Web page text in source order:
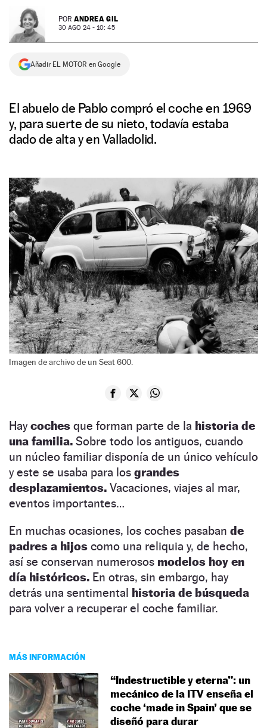
NEWSLETTER POR ANDREA GIL
30 AGO 24 - 10: 45
Añadir EL MOTOR en Google
El abuelo de Pablo compró el coche en 1969
y, para suerte de su nieto, todavía estaba
dado de alta y en Valladolid.
Imagen de archivo de un Seat 600.
Haycoches que forman parte de la historia de
una familia. Sobre todo los antiguos, cuando
un núcleo familiar disponía de un único vehículo
y este se usaba para los grandes
desplazamientos. Vacaciones, viajes al mar,
eventos importantes…
En muchas ocasiones, los coches pasaban de
padres a hijos como una reliquia y, de hecho,
así se conservan numerosos modelos hoy en
día históricos. En otras, sin embargo, hay
detrás una sentimental historia de búsqueda
para volver a recuperar el coche familiar.
MÁS INFORMACIÓN
“Indestructible y eterna”: un
mecánico de la ITV enseña el
coche ‘made in Spain’ que se
diseñó para durar